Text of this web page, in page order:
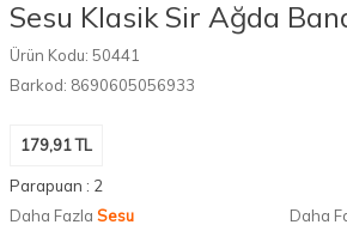
Sesu Klasik Sir Ağda
Ürün Kodu: 50441
Barkod: 8690605056933
179,91TL
Parapuan : 2
Daha Fazla Sesu Daha